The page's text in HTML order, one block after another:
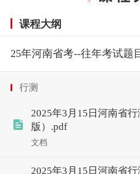
课程大纲
25年河南省考--往年考试题
行测
2025年3月15日河南省
版）.pdf
文档
2025年3月15日河南省